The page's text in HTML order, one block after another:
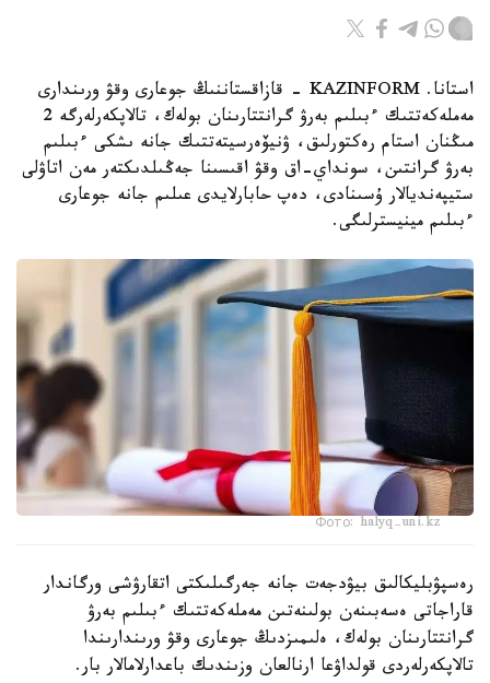
استانا. KAZINFORM - قازاقستاننىڭ جوعارى وقۋ ورىندارى
مەملەكەتتىك ءبىلىم بەرۋ گرانتتارىنان بولەك، تالاپكەرلەرگە 2
مىڭنان استام رەكتورلىق، ۋنيۆەرسيتەتتىك جانە ىشكى ءبىلىم
بەرۋ گرانتىن، سونداي-اق وقۋ اقىسىنا جەڭىلدىكتەر مەن اتاۋلى
ستيپەنديالار ۇسىنادى، دەپ حابارلايدى عىلىم جانە جوعارى
ءبىلىم مينيسترلىگى.
Фото: halyq-uni.kz
رەسپۋبليكالىق بيۋدجەت جانە جەرگىلىكتى اتقارۋشى ورگاندار
قاراجاتى ەسەبىنەن بولىنەتىن مەملەكەتتىك ءبىلىم بەرۋ
گرانتتارىنان بولەك، ەلىمىزدىڭ جوعارى وقۋ ورىندارىندا
تالاپكەرلەردى قولداۋعا ارنالعان وزىندىك باعدارلامالار بار.